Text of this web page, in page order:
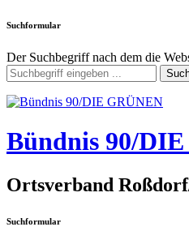
Suchformular
Der Suchbegriff nach dem die
Bündnis 90/
Ortsverband
Suchformular